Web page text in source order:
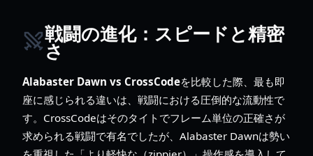
戦闘の進化：スピードと精密
さ
Alabaster Dawn vs CrossCodeを比較した際、最も即
座に感じられる違いは、戦闘における圧倒的な流動性で
す。CrossCodeはそのタイトでフレーム単位の正確さが
求められる戦闘で有名でしたが、Alabaster Dawnは勢い